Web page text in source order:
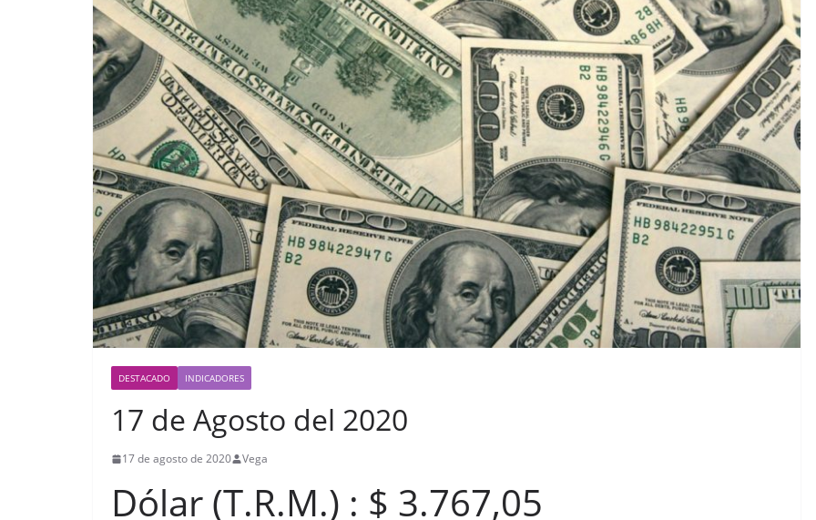
DESTACADO INDICADORES
17 de Agosto del 2020
17 de agosto de 2020 Vega
Dólar (T.R.M.) : $ 3.767,05